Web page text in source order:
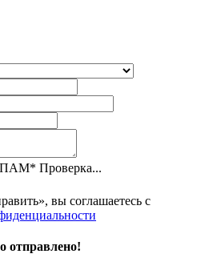
* Проверка...
вы соглашаетесь с
отправлено!